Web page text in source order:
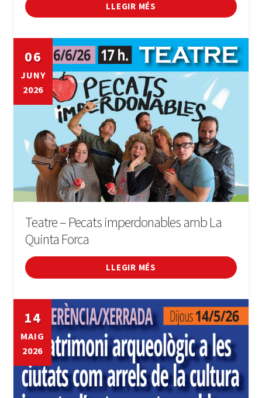
LLEGIR MÉS
06
JUNY
2026
Teatre – Pecats imperdonables amb La
Quinta Forca
LLEGIR MÉS
14
MAIG
2026